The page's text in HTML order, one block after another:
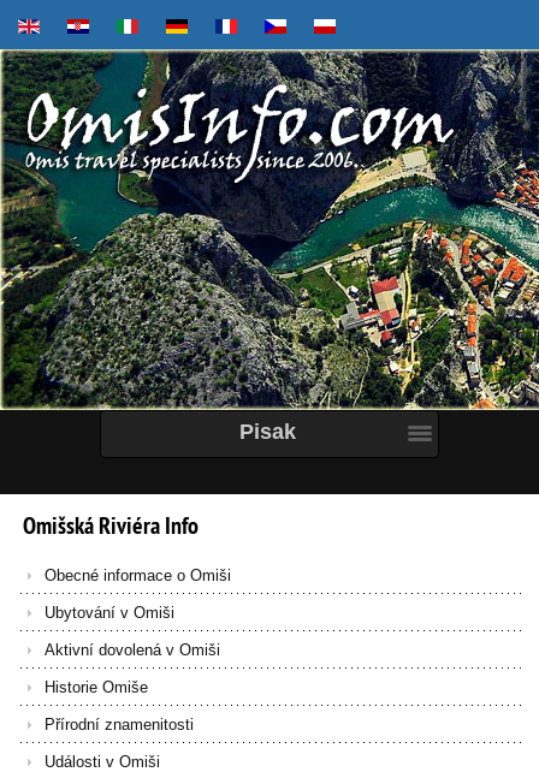
Pisak
OmišskáRiviéraInfo
Obecné informace o Omiši
Ubytování v Omiši
Aktivní dovolená v Omiši
Historie Omiše
Přírodní znamenitosti
Události v Omiši